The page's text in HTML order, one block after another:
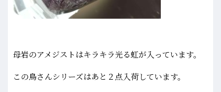
母岩のアメジストはキラキラ光る虹が入っています。
この鳥さんシリーズはあと２点入荷しています。